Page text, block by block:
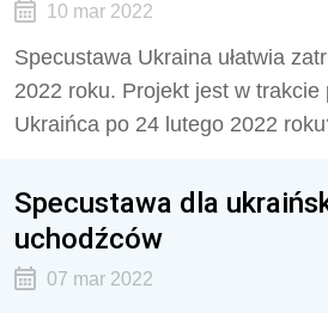
10 mar 2022
Specustawa Ukraina ułatwia
2022 roku. Projekt jest w
Ukraińca po 24 lutego 2022
Specustawa dla
uchodźców
07 mar 2022